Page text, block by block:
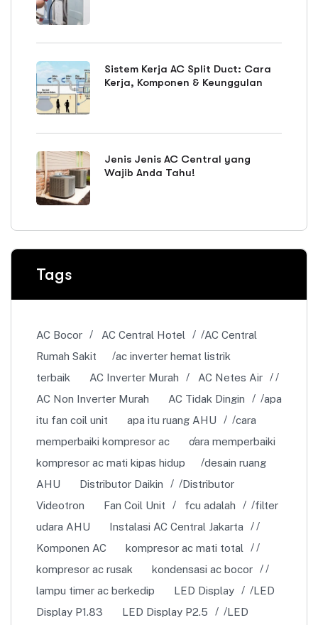
Sistem Kerja AC Split Duct: Cara
Kerja, Komponen & Keunggulan
Jenis Jenis AC Central yang
Wajib Anda Tahu!
Tags
AC Bocor AC Central Hotel
AC Central
Rumah Sakit
ac inverter hemat listrik
terbaik
AC Inverter Murah
AC Netes Air
AC Non Inverter Murah
AC Tidak Dingin
apa
itu fan coil unit
apa itu ruang AHU
cara
memperbaiki kompresor ac
cara memperbaiki
kompresor ac mati kipas hidup
desain ruang
AHU
Distributor Daikin
Distributor
Videotron
Fan Coil Unit fcu adalah
filter
udara AHU
Instalasi AC Central Jakarta
Komponen AC
kompresor ac mati total
kompresor ac rusak
kondensasi ac bocor
lampu timer ac berkedip
LED Display
LED
Display P1.83
LED Display P2.5
LED